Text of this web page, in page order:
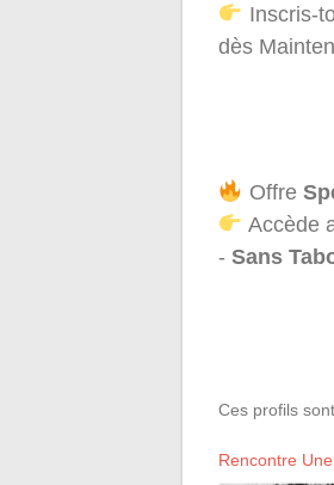
Inscris-
dès
Offre
Accède
- Sans
Ces profils
Rencontre